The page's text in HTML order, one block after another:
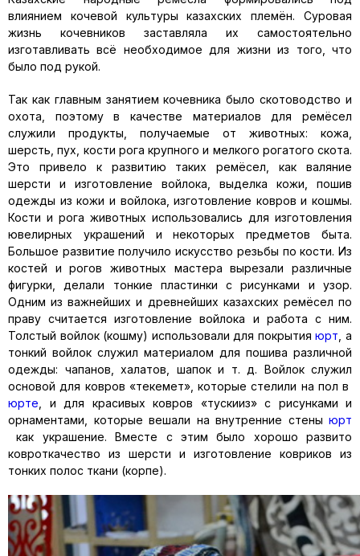
влиянием кочевой культуры казахских племён. Суровая
жизнь кочевников заставляла их самостоятельно
изготавливать всё необходимое для жизни из того, что
было под рукой.
Так как главным занятием кочевника было скотоводство и
охота, поэтому в качестве материалов для ремёсел
служили продукты, получаемые от животных: кожа,
шерсть, пух, кости рога крупного и мелкого рогатого скота.
Это привело к развитию таких ремёсел, как валяние
шерсти и изготовление войлока, выделка кожи, пошив
одежды из кожи и войлока, изготовление ковров и кошмы.
Кости и рога животных использовались для изготовления
ювелирных украшений и некоторых предметов быта.
Большое развитие получило искусство резьбы по кости. Из
костей и рогов животных мастера вырезали различные
фигурки, делали тонкие пластинки с рисунками и узор.
Одним из важнейших и древнейших казахских ремёсел по
праву считается изготовление войлока и работа с ним.
Толстый войлок (кошму) использовали для покрытияюрт , а
тонкий войлок служил материалом для пошива различной
одежды: чапанов, халатов, шапок и т. д. Войлок служил
основой для ковров «текемет», которые стелили на пол в
юрте , и для красивых ковров «тускииз» с рисунками и
орнаментами, которые вешали на внутренние стены юрт
как украшение. Вместе с этим было хорошо развито
ковроткачество из шерсти и изготовление ковриков из
тонких полос ткани (корпе).